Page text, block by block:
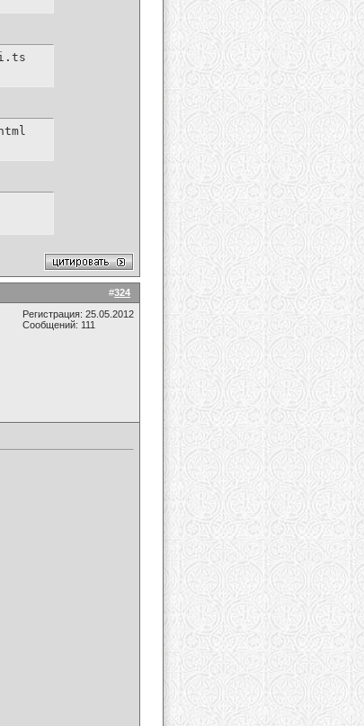
#324
Регистрация: 25.05.2012
Сообщений: 111